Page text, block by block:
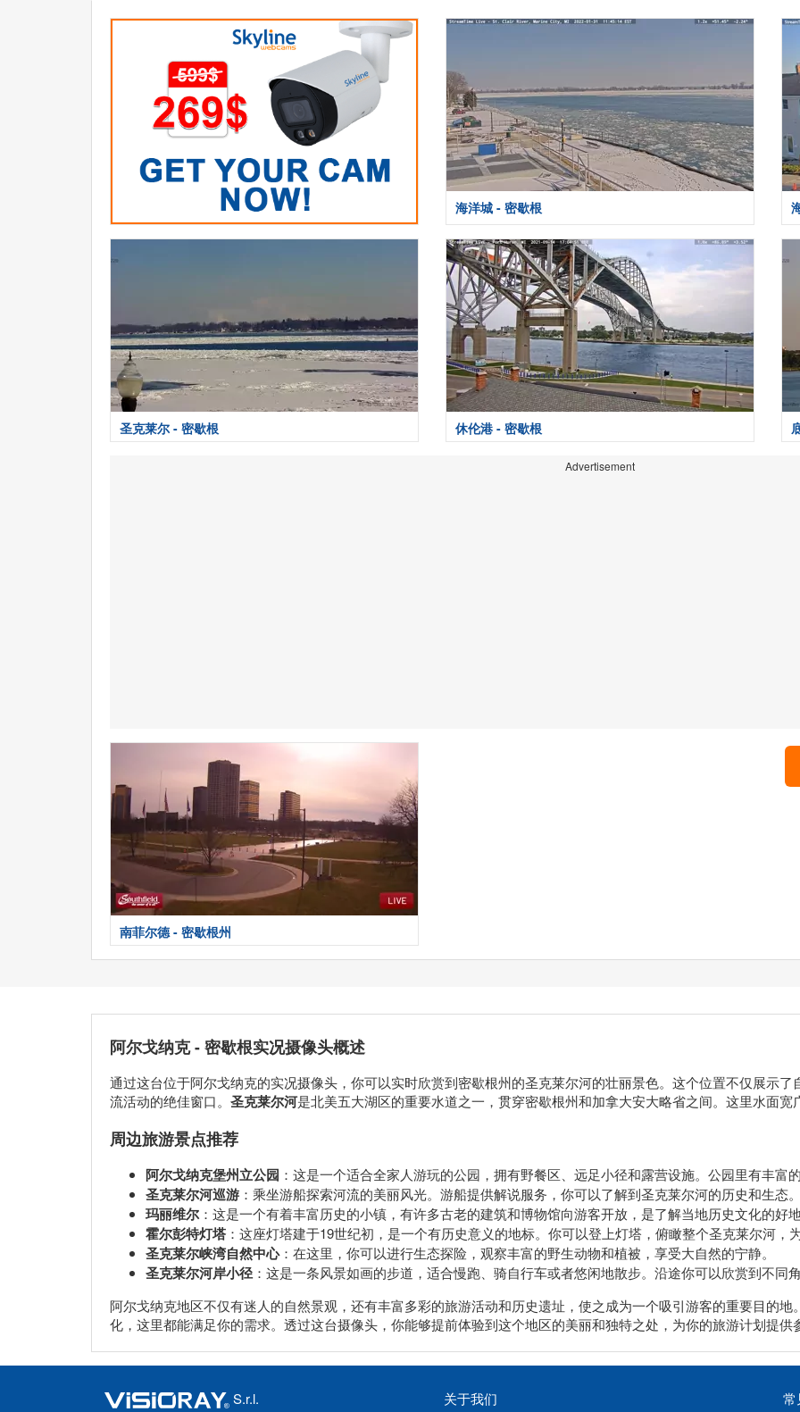
海洋城 - 密歇根
圣克莱尔 - 密歇根 休伦港 - 密歇根
Advertisement
南菲尔德 - 密歇根州
阿尔戈纳克 - 密歇根实况摄像头概述
通过这台位于阿尔戈纳克的实况摄像头，你可以实时欣赏到密歇根州的圣克莱尔河的壮丽景色。这个位置不仅展示
流活动的绝佳窗口。 圣克莱尔河是北美五大湖区的重要水道之一，贯穿密歇根州和加拿大安大略省之间。这里水面
周边旅游景点推荐
阿尔戈纳克堡州立公园 ：这是一个适合全家人游玩的公园，拥有野餐区、远足小径和露营设施。公园里有丰富
圣克莱尔河巡游 ：乘坐游船探索河流的美丽风光。游船提供解说服务，你可以了解到圣克莱尔河的历史和生态
玛丽维尔：这是一个有着丰富历史的小镇，有许多古老的建筑和博物馆向游客开放，是了解当地历史文化的好
霍尔彭特灯塔 ：这座灯塔建于19世纪初，是一个有历史意义的地标。你可以登上灯塔，俯瞰整个圣克莱尔河，
圣克莱尔峡湾自然中心：在这里，你可以进行生态探险，观察丰富的野生动物和植被，享受大自然的宁静。
圣克莱尔河岸小径：这是一条风景如画的步道，适合慢跑、骑自行车或者悠闲地散步。沿途你可以欣赏到不同
阿尔戈纳克地区不仅有迷人的自然景观，还有丰富多彩的旅游活动和历史遗址，使之成为一个吸引游客的重要目的
化，这里都能满足你的需求。透过这台摄像头，你能够提前体验到这个地区的美丽和独特之处，为你的旅游计划提供
S.r.l.
关于我们
常